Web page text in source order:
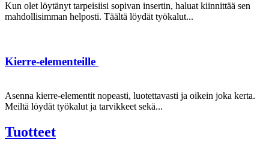
Kun olet löytänyt tarpeisiisi sopivan insertin, haluat kiinnittää sen
mahdollisimman helposti. Täältä löydät työkalut...
Kierre-elementeille
Asenna kierre-elementit nopeasti, luotettavasti ja oikein joka kerta.
Meiltä löydät työkalut ja tarvikkeet sekä...
Tuotteet